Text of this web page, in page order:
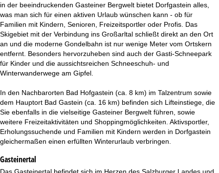
i
t
e
in der beeindruckenden Gasteiner Bergwelt bietet Dorfgastein alles,
was man sich für einen aktiven Urlaub wünschen kann - ob für
Familien mit Kindern, Senioren, Freizeitsportler oder Profis. Das
Skigebiet mit der Verbindung ins Großarltal schließt direkt an den Ort
an und die moderne Gondelbahn ist nur wenige Meter vom Ortskern
entfernt. Besonders hervorzuheben sind auch der Gasti-Schneepark
für Kinder und die aussichtsreichen Schneeschuh- und
Winterwanderwege am Gipfel.
In den Nachbarorten Bad Hofgastein (ca. 8 km) im Talzentrum sowie
dem Hauptort Bad Gastein (ca. 16 km) befinden sich Lifteinstiege, die
Sie ebenfalls in die vielseitige Gasteiner Bergwelt führen, sowie
weitere Freizeitaktivitäten und Shoppingmöglichkeiten. Aktivsportler,
Erholungssuchende und Familien mit Kindern werden in Dorfgastein
gleichermaßen einen erfüllten Winterurlaub verbringen.
Gasteinertal